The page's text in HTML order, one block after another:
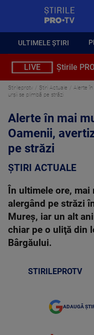
ULTIMELE ȘTIRI
LIVE Știrile
Stirileprotv Știri Actuale
Alerte
urșii se plimbă pe străzi
Alerte în mai
Oamenii,
pe străzi
ȘTIRI ACTUALE
În ultimele ore,
alergând pe străzi
Mureş, iar un alt
chiar pe o uliţă din
Bârgăului.
STIRILEPROTV
ADAUGĂ